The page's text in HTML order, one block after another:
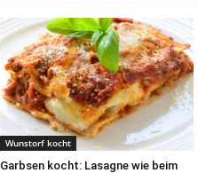
Wunstorf kocht
Garbsen kocht: Lasagne wie beim